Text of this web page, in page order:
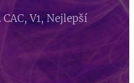
CAC, V1, Nejlepší